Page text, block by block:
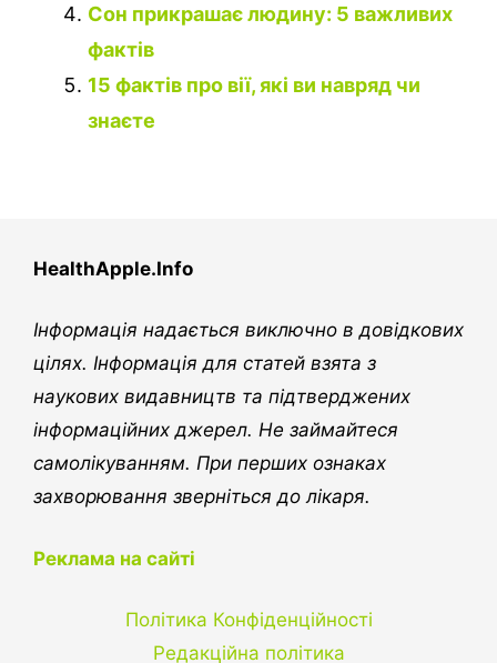
Сон прикрашає людину: 5 важливих
фактів
15 фактів про вії, які ви навряд чи
знаєте
HealthApple.Info
Інформація надається виключно в довідкових
цілях. Інформація для статей взята з
наукових видавництв та підтверджених
інформаційних джерел. Не займайтеся
самолікуванням. При перших ознаках
захворювання зверніться до лікаря.
Реклама на сайті
Політика Конфіденційності
Редакційна політика